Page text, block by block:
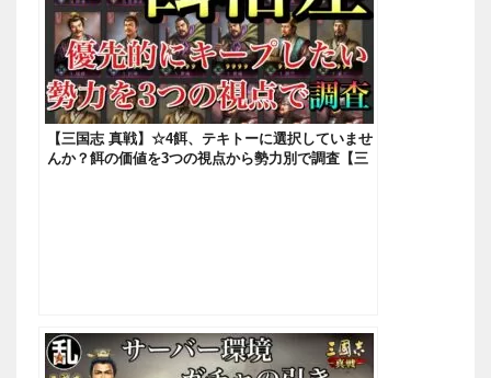
【三国志 真戦】☆4餌、テキトーに選択していませ
んか？餌の価値を3つの視点から勢力別で調査【三